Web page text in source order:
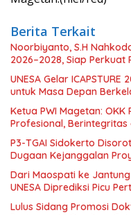
Berita Terkait
Noorbiyanto, S.H
2026–2028, Siap Perkuat
UNESA Gelar
untuk Masa Depan
Ketua PWI Magetan:
Profesional,
P3-TGAI Sidokerto
Dugaan Kejanggalan
Dari Maospati ke Jantung
UNESA Diprediksi Picu
Lulus Sidang Promosi